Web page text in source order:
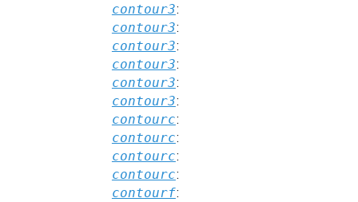
contour3:
contour3:
contour3:
contour3:
contour3:
contour3:
contourc:
contourc:
contourc:
contourc:
contourf: